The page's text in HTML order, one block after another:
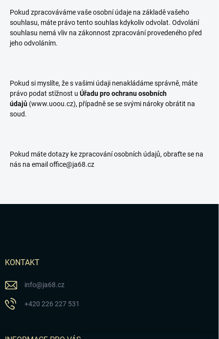
Pokud zpracováváme vaše osobní údaje na základě vašeho
souhlasu, máte právo tento souhlas kdykoliv odvolat. Odvolání
souhlasu nemá vliv na zákonnost zpracování provedeného před
jeho odvoláním.
Pokud si myslíte, že s vašimi údaji nenakládáme správně, máte
právo podat stížnost u Úřadu pro ochranu osobních
údajů (www.uoou.cz), případně se se svými nároky obrátit na
soud.
Pokud máte dotazy ke zpracování osobních údajů, obraťte se na
nás na email office@ja68.cz
KONTAKT
info@ja68.cz
+420 226 227 531